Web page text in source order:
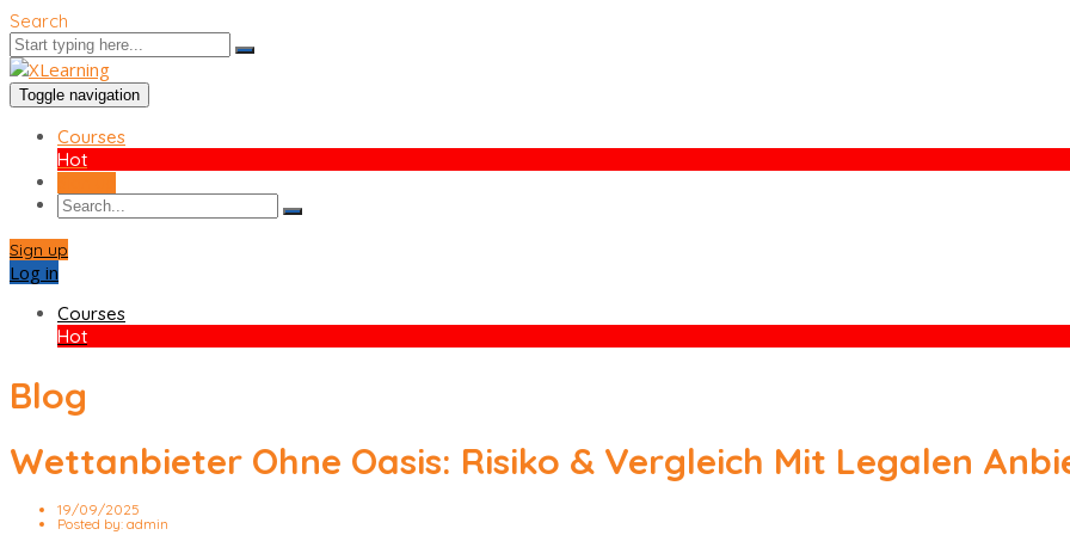
Search
Toggle navigation
Courses
Hot
Sign up
Log in
Courses
Hot
Blog
Wettanbieter Ohne Oasis: Risiko & Vergleich Mit Legalen
19/09/2025
Posted by: admin